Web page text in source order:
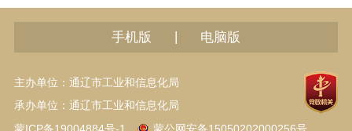
手机版 电脑版
主办单位：通辽市工业和信息化局
承办单位：通辽市工业和信息化局
蒙ICP备19004884号-1
蒙公网安备15050202000256号